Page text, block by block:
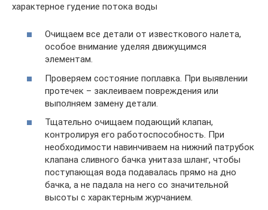
характерное гудение потока воды
Очищаем все детали от известкового налета,
особое внимание уделяя движущимся
элементам.
Проверяем состояние поплавка. При выявлении
протечек – заклеиваем повреждения или
выполняем замену детали.
Тщательно очищаем подающий клапан,
контролируя его работоспособность. При
необходимости навинчиваем на нижний патрубок
клапана сливного бачка унитаза шланг, чтобы
поступающая вода подавалась прямо на дно
бачка, а не падала на него со значительной
высоты с характерным журчанием.